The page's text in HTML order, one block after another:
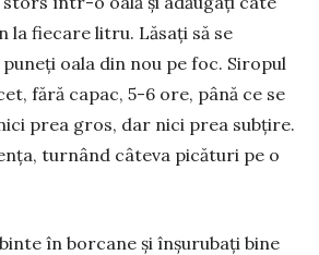
la fiecare litru. Lă­sați să se
oala din nou pe foc. Siro­pul
fără capac, 5-6 ore, pâ­nă ce se
prea gros, dar nici prea sub­țire.
turnând câteva picături pe o
în borcane și înșurubați bine